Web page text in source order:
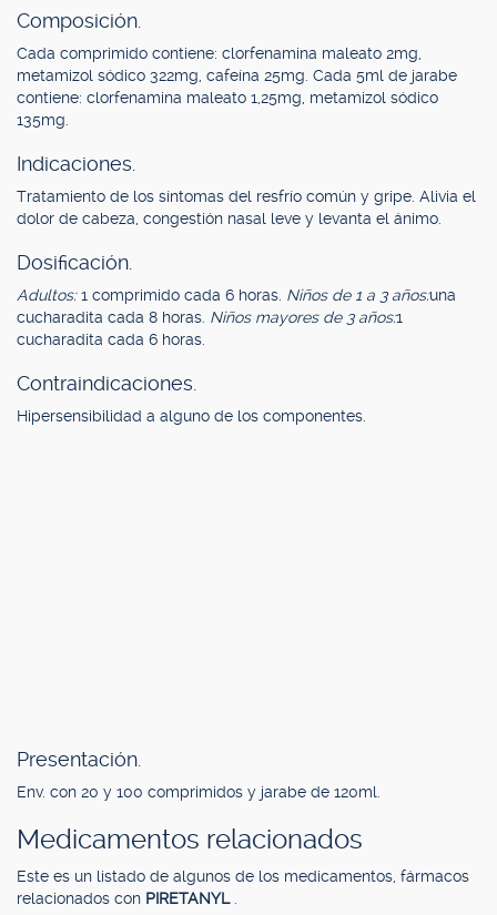
Composición.
Cada comprimido contiene: clorfenamina maleato 2mg,
metamizol sódico 322mg, cafeína 25mg. Cada 5ml de jarabe
contiene: clorfenamina maleato 1,25mg, metamizol sódico
135mg.
Indicaciones.
Tratamiento de los síntomas del resfrío común y gripe. Alivia el
dolor de cabeza, congestión nasal leve y levanta el ánimo.
Dosificación.
Adultos:1 comprimido cada 6 horas. Niños de 1 a 3 años:una
cucharadita cada 8 horas. Niños mayores de 3 años:1
cucharadita cada 6 horas.
Contraindicaciones.
Hipersensibilidad a alguno de los componentes.
Presentación.
Env. con 20 y 100 comprimidos y jarabe de 120ml.
Medicamentos relacionados
Este es un listado de algunos de los medicamentos, fármacos
relacionados con PIRETANYL